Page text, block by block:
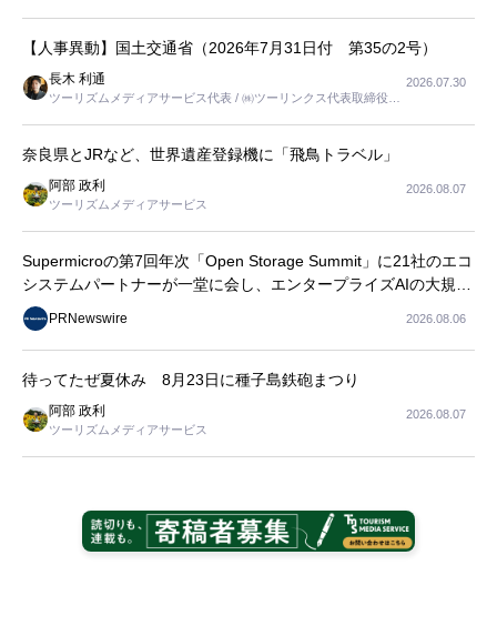
【人事異動】国土交通省（2026年7月31日付 第35の2号）
長木 利通
ツーリズムメディアサービス代表 / ㈱ツーリンクス代表取締役社
2026.07.30
奈良県とJRなど、世界遺産登録機に「飛鳥トラベル」
阿部 政利
ツーリズムメディアサービス
2026.08.07
Supermicroの第7回年次「Open Storage Summit」に21社のエコ
システムパートナーが一堂に会し、エンタープライズAIの大規模
導入に関する実践的なガイダンスを共有
PRNewswire 2026.08.06
待ってたぜ夏休み 8月23日に種子島鉄砲まつり
阿部 政利
ツーリズムメディアサービス
2026.08.07